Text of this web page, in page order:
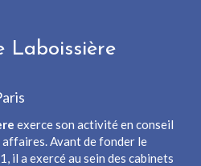
Laboissière
exerce son activité en conseil
Avant de fonder le
il a exercé au sein des cabinets